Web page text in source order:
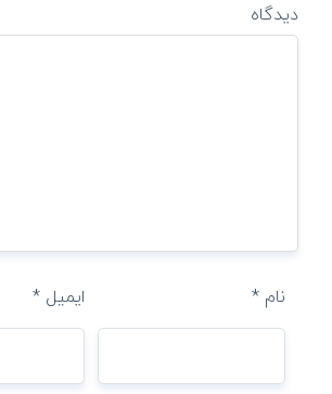
دیدگاه
نام * ایمیل *